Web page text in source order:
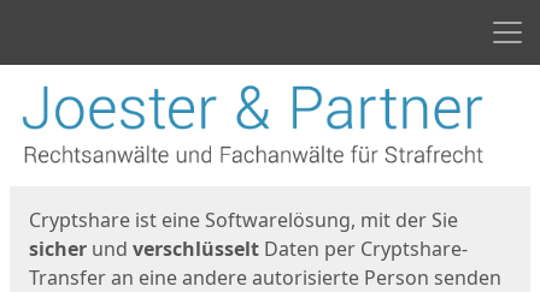
Start
Cryptshare ist eine Softwarelösung, mit der Sie
sicher und verschlüsselt Daten per Cryptshare-
Transfer an eine andere autorisierte Person senden